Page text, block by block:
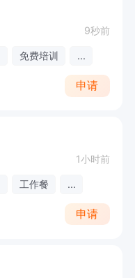
9秒前
免费培训 ...
申请
1小时前
工作餐 ...
申请